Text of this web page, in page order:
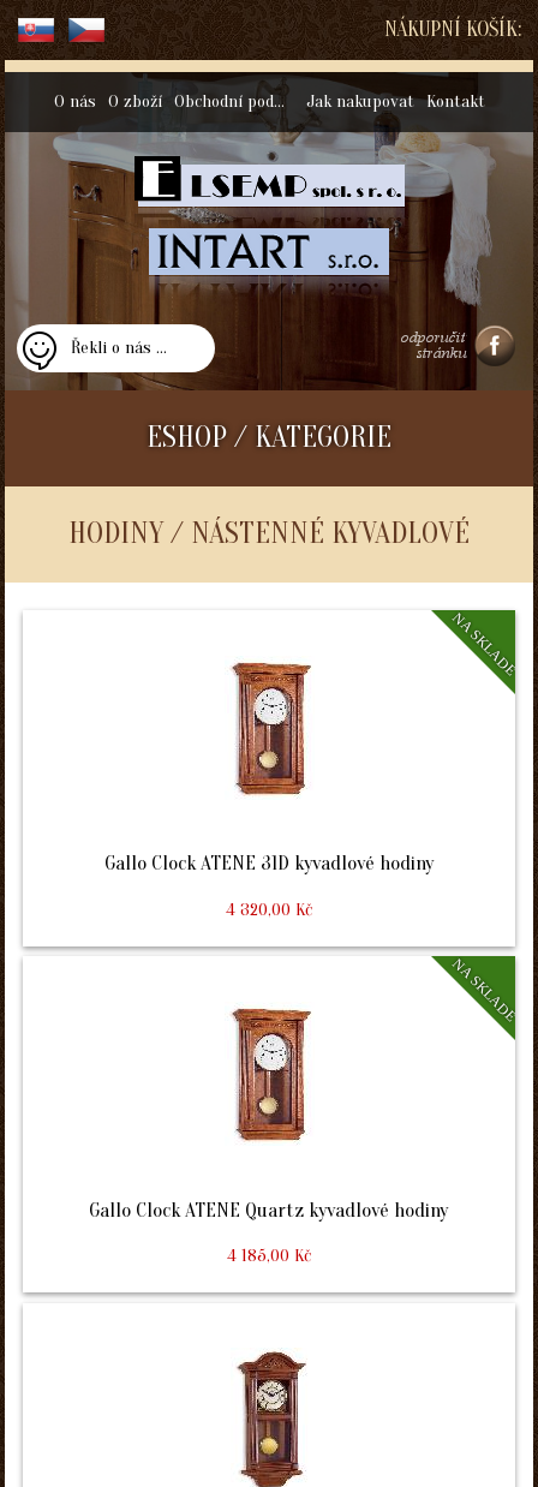
NÁKUPNÍ KOŠÍK:
Řekli o nás ...
O nás O zboží Obchodní podmínky Jak nakupovat Kontakt
HODINY / NÁSTENNÉ KYVADLOVÉ
ESHOP / KATEGORIE
NA SKLADE
Gallo Clock ATENE 31D kyvadlové hodiny
4 320,00 Kč
NA SKLADE
Gallo Clock ATENE Quartz kyvadlové hodiny
4 185,00 Kč